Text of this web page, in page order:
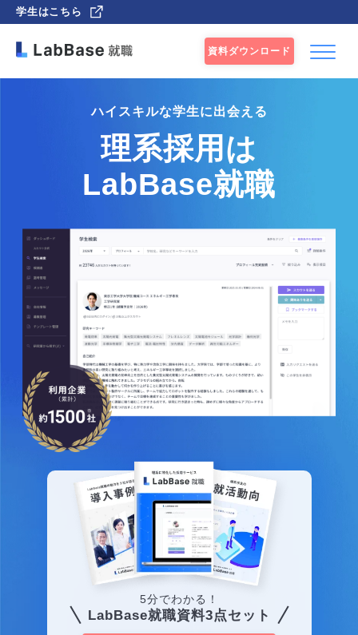
学生はこちら
資料ダウンロード
ハイスキルな学生に出会える
理系採用は
LabBase就職
5分でわかる！
LabBase就職資料3点セット